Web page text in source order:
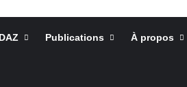
Publications À propos